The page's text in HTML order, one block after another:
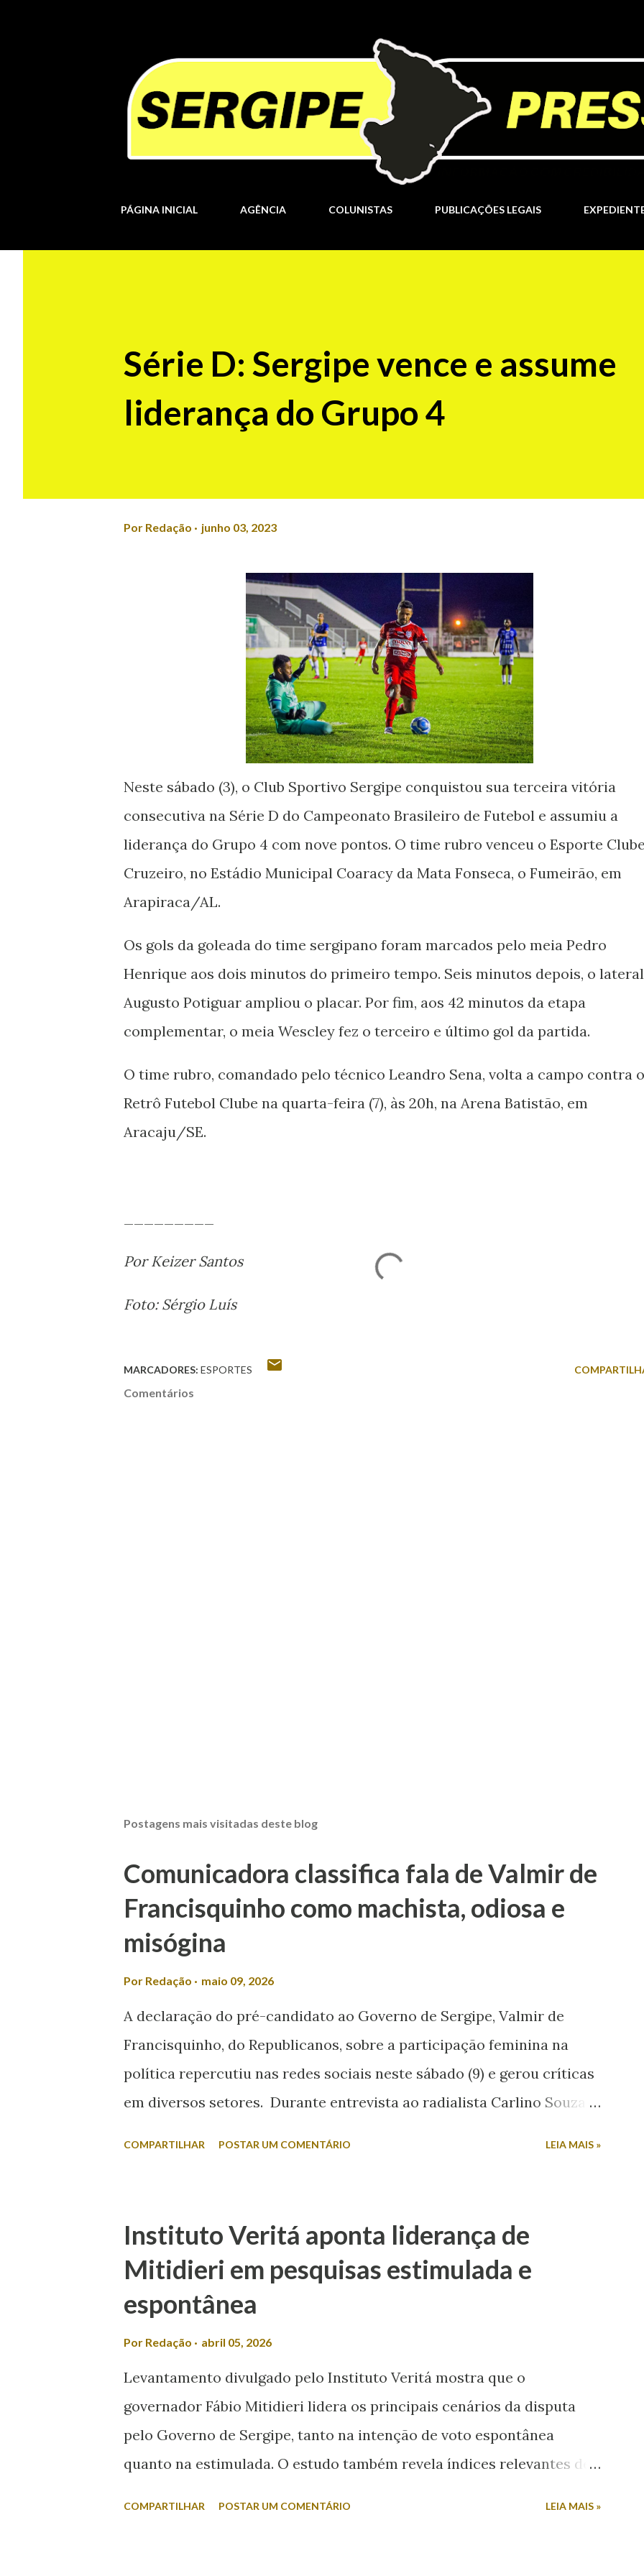
PÁGINA INICIAL AGÊNCIA COLUNISTAS PUBLICAÇÕES LEGAIS
Série D: Sergipe vence e assume
liderança do Grupo 4
Por Redação junho 03, 2023
Neste sábado (3), o Club Sportivo Sergipe conquistou sua terceira vitória
consecutiva na Série D do Campeonato Brasileiro de Futebol e assumiu a
liderança do Grupo 4 com nove pontos. O time rubro venceu o Esporte
Cruzeiro, no Estádio Municipal Coaracy da Mata Fonseca, o Fumeirão, em
Arapiraca/AL.
Os gols da goleada do time sergipano foram marcados pelo meia Pedro
Henrique aos dois minutos do primeiro tempo. Seis minutos depois, o lateral
Augusto Potiguar ampliou o placar. Por fim, aos 42 minutos da etapa
complementar, o meia Wescley fez o terceiro e último gol da partida.
O time rubro, comandado pelo técnico Leandro Sena, volta a campo contra o
Retrô Futebol Clube na quarta-feira (7), às 20h, na Arena Batistão, em
Aracaju/SE.
Por Keizer Santos
Foto: Sérgio Luís
MARCADORES: ESPORTES
Comentários
Postagens mais visitadas deste blog
Comunicadora classifica fala de Valmir de
Francisquinho como machista, odiosa e
misógina
Por Redação maio 09, 2026
A declaração do pré-candidato ao Governo de Sergipe, Valmir de
Francisquinho, do Republicanos, sobre a participação feminina na
política repercutiu nas redes sociais neste sábado (9) e gerou críticas
em diversos setores. Durante entrevista ao radialista Carlino Souza,
classificou a declaração como machista e misógina. Por meio das
redes sociais, Laís afirmou que discursos desse tipo contribuem para
o desrespeito e a exclusão das mulheres dos espaços de poder. “Em
política, esqueça! É isso que Valmir de Francisquinho disse ao ser
questionado se a sua mulher poderia ser uma...
COMPARTILHAR POSTAR UM COMENTÁRIO LEIA MAIS »
Instituto Veritá aponta liderança de
Mitidieri em pesquisas estimulada e
espontânea
Por Redação abril 05, 2026
Levantamento divulgado pelo Instituto Veritá mostra que o
governador Fábio Mitidieri lidera os principais cenários da disputa
pelo Governo de Sergipe, tanto na intenção de voto espontânea
quanto na estimulada. O estudo também revela índices relevantes de
COMPARTILHAR POSTAR UM COMENTÁRIO LEIA MAIS »